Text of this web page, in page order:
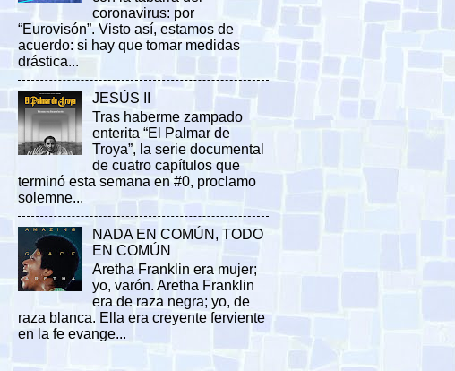
coronavirus: por
“Eurovisón”. Visto así, estamos de
acuerdo: si hay que tomar medidas
drástica...
JESÚS II
Tras haberme zampado
enterita “El Palmar de
Troya”, la serie documental
de cuatro capítulos que
terminó esta semana en #0, proclamo
solemne...
NADA EN COMÚN, TODO
EN COMÚN
Aretha Franklin era mujer;
yo, varón. Aretha Franklin
era de raza negra; yo, de
raza blanca. Ella era creyente ferviente
en la fe evange...